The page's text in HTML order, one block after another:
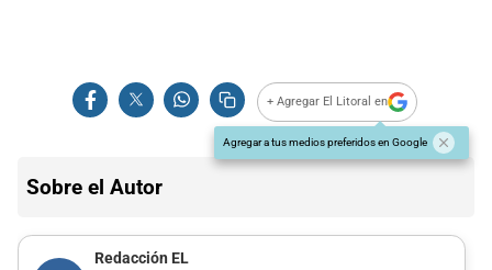
+ Agregar El Litoral en
Agregar a tus medios preferidos en Google
Sobre el Autor
Redacción EL